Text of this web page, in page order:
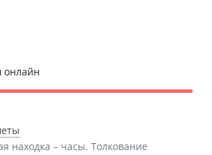
онлайн
находка – часы. Толкование